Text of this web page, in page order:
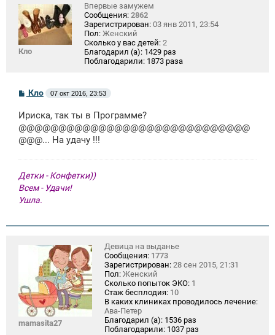
Кло
Впервые замужем
Сообщения: 2862
Зарегистрирован: 03 янв 2011, 23:54
Пол: Женский
Сколько у вас детей: 2
Благодарил (а): 1429 раз
Поблагодарили: 1873 раза
С
о
б
щ
е
н
Кло 07 окт 2016, 23:53
Ириска, так ты в Программе?
@@@@@@@@@@@@@@@@@@@@@@@@@@@@@
@@@... На удачу !!!
Детки - Конфетки))
Всем - Удачи!
Ушла.
mamasita27
Девица на выданье
Сообщения: 1773
Зарегистрирован: 28 сен 2015, 21:31
Пол: Женский
Сколько попыток ЭКО: 1
Стаж бесплодия: 10
В каких клиниках проводилось лечение:
Ава-Петер
Благодарил (а): 1536 раз
Поблагодарили: 1037 раз